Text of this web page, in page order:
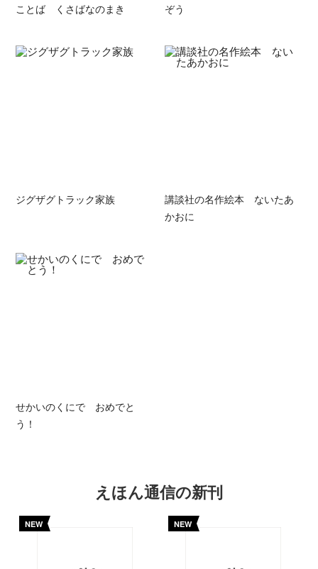
ことば くさばなのまき
ぞう
ジグザグトラック家族
講談社の名作絵本 ないたあ
かおに
せかいのくにで おめでと
う！
えほん通信の新刊
NEW NEW